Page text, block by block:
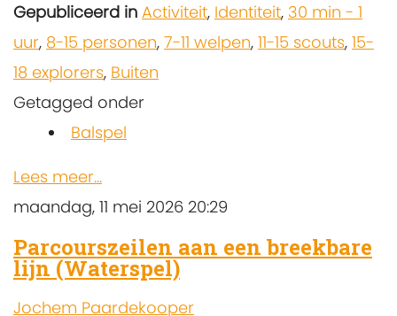
Gepubliceerd in Activiteit, Identiteit, 30 min - 1
uur, 8-15 personen, 7-11 welpen, 11-15 scouts, 15-
18 explorers, Buiten
Getagged onder
Balspel
Lees meer...
maandag, 11 mei 2026 20:29
Parcourszeilen aan een breekbare
lijn (Waterspel)
Jochem Paardekooper